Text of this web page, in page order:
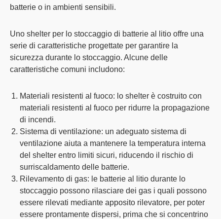
batterie o in ambienti sensibili.
Uno shelter per lo stoccaggio di batterie al litio offre una
serie di caratteristiche progettate per garantire la
sicurezza durante lo stoccaggio. Alcune delle
caratteristiche comuni includono:
Materiali resistenti al fuoco: lo shelter è costruito con
materiali resistenti al fuoco per ridurre la propagazione
di incendi.
Sistema di ventilazione: un adeguato sistema di
ventilazione aiuta a mantenere la temperatura interna
del shelter entro limiti sicuri, riducendo il rischio di
surriscaldamento delle batterie.
Rilevamento di gas: le batterie al litio durante lo
stoccaggio possono rilasciare dei gas i quali possono
essere rilevati mediante apposito rilevatore, per poter
essere prontamente dispersi, prima che si concentrino